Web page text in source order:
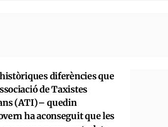
diferències que
de Taxistes
(ATI)– quedin
ha aconseguit que les